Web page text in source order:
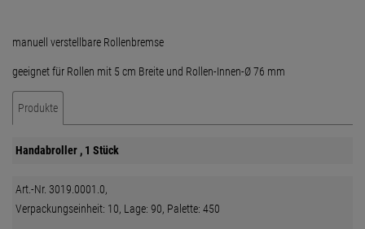
manuell verstellbare Rollenbremse
geeignet für Rollen mit 5 cm Breite und Rollen-Innen-Ø 76 mm
Produkte
Handabroller , 1 Stück
Art.-Nr. 3019.0001.0,
Verpackungseinheit: 10, Lage: 90, Palette: 450